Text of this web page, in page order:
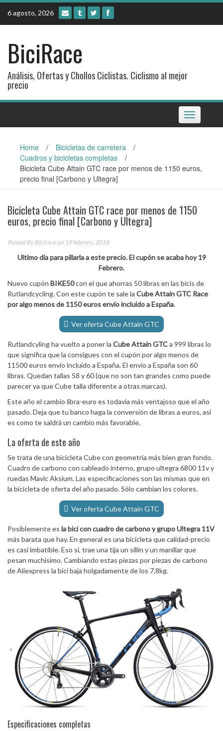
Skip
content
6 agosto, 2026
BiciRace
Análisis, Ofertas y Chollos Ciclistas. Ciclismo al mejor
precio
Toggle
navigation
Home / Bicicletas de carretera
/
Cuadros y bicicletas completas
/
Bicicleta Cube Attain GTC race por menos de 1150 euros,
precio final [Carbono y Ultegra]
Bicicleta Cube Attain GTC race por menos de 1150
euros, precio final [Carbono y Ultegra]
Posted ByBiciraceon 19 febrero, 2018
Ultimo día para pillarla a este precio. El cupón se acaba hoy 19
Febrero.
Nuevo cupón BIKE50con el que ahorras 50 libras en las bicis de
Rutlandcycling. Con este cupón te sale la Cube Attain GTC Race
por algo menos de 1150 euros envío incluido a España.
Ver oferta Cube Attain GTC
Rutlandcyling ha vuelto a poner la Cube Attain GTCa 999 libras lo
que significa que la consigues con el cupón por algo menos de
11500 euros envío incluido a España. El envío a España son 60
libras. Quedan tallas 58 y 60 (que no son tan grandes como puede
parecer ya que Cube talla diferente a otras marcas).
Este año el cambio libra-euro es todavía más ventajoso que el año
pasado. Deja que tu banco haga la conversión de libras a euros, así
es como te saldrá un cambio más favorable.
La oferta de este año
Se trata de una bicicleta Cube con geometría más bien gran fondo.
Cuadro de carbono con cableado interno, grupo ultegra 6800 11v y
ruedas Mavic Aksium. Las especificaciones son las mismas que en
la bicicleta de oferta del año pasado. Sólo cambian los colores.
Ver oferta Cube Attain GTC
Posiblemente es la bici con cuadro de carbono y grupo Ultegra 11V
más barata que hay. En general es una bicicleta que calidad-precio
es casi imbatible. Eso si, trae una tija un sillín y un manillar que
pesan muchísimo. Cambiando estas piezas por piezas de carbono
de Aliexpress la bici baja holgadamente de los 7,8kg.
Especificaciones completas